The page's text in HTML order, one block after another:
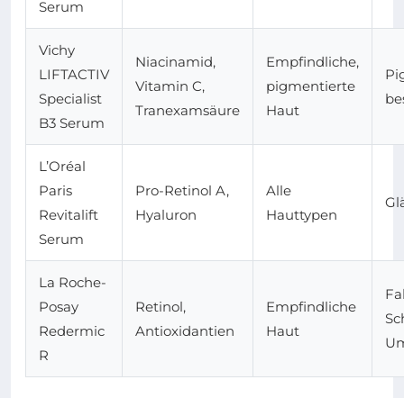
Serum
Vichy
LIFTACTIV
Specialist
B3 Serum
Niacinamid,
Vitamin C,
Tranexamsäure
Empfindliche,
pigmentierte
Haut
L’Oréal
Paris
Revitalift
Serum
Pro-Retinol A,
Hyaluron
Alle
Hauttypen
La Roche-
Posay
Redermic
R
Retinol,
Antioxidantien
Empfindliche
Haut